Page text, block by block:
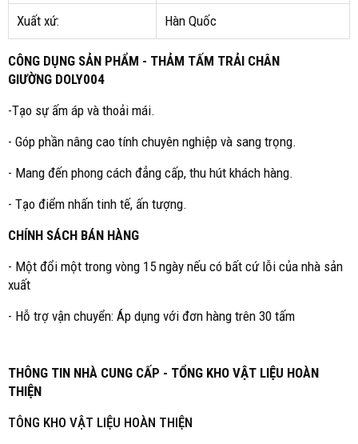
Xuất xứ: Hàn Quốc
CÔNG DỤNG SẢN PHẨM - THẢM TẤM TRẢI CHÂN
GIƯỜNG DOLY004
-Tạo sự ấm áp và thoải mái.
- Góp phần nâng cao tính chuyên nghiệp và sang trọng.
- Mang đến phong cách đẳng cấp, thu hút khách hàng.
- Tạo điểm nhấn tinh tế, ấn tượng.
CHÍNH SÁCH BÁN HÀNG
- Một đổi một trong vòng 15 ngày nếu có bất cứ lỗi của nhà sản
xuất
- Hỗ trợ vận chuyển: Áp dụng với đơn hàng trên 30 tấm
THÔNG TIN NHÀ CUNG CẤP - TỔNG KHO VẬT LIỆU HOÀN
THIỆN
TÔNG KHO VẬT LIỆU HOÀN THIỆN